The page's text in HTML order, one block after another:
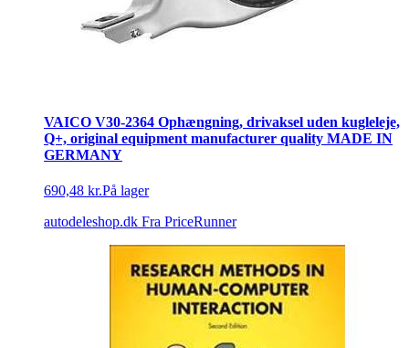
VAICO V30-2364 Ophængning, drivaksel uden kugleleje,
Q+, original equipment manufacturer quality MADE IN
GERMANY
690,48 kr.På lager
autodeleshop.dk Fra PriceRunner